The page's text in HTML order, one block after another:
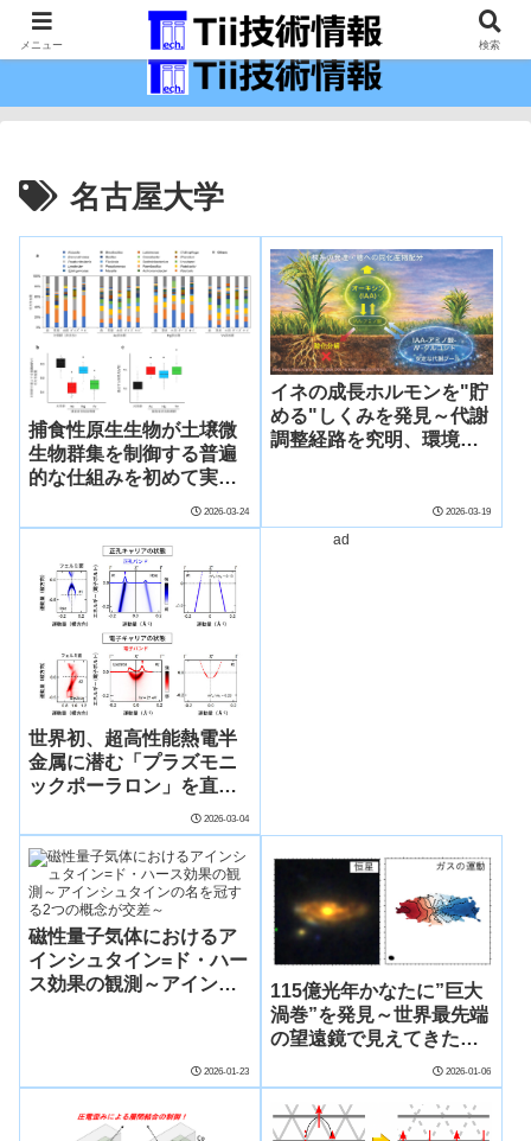
最新の科学技術の情報インフラ。
名古屋大学
捕食性原生生物が土壌微
生物群集を制御する普遍
的な仕組みを初めて実証
活かした環境調和型・次
世代農業へ―
2026-03-24
イネの成長ホルモンを"貯
める"しくみを発見～代謝
調整経路を究明、環境変
2026-03-19
世界初、超高性能熱電半
金属に潜む「プラズモニ
ックポーラロン」を直接
観測―半金属は熱電材料
にならないという常識を
覆す―
2026-03-04
ad
磁性量子気体におけるア
インシュタイン=ド・ハー
ス効果の観測～アインシ
2026-01-23
115億光年かなたに”巨大
渦巻”を発見～世界最先端
の望遠鏡で見えてきたモ
ンスター銀河の素顔～2026-01-06
メニュー 検索